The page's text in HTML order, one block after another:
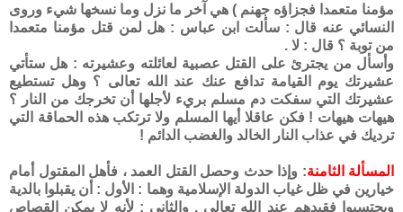
مؤمنا متعمدا فجزاؤه جهنم ) هي آخر ما نزل وما نسخها شيء وروى
النسائي عنه قال : سألت ابن عباس : هل لمن قتل مؤمنا متعمدا
من توبة ؟ قال : لا .
وأسأل من يجترئ على القتل عصبية لعائلته وعشيرته : هل ستأتي
عشيرتك يوم القيامة تدافع عنك عند الله تعالى ؟ وهل تستطيع
عشيرتك التي سفكت دم مسلم بريء لأجلها أن تخرجك من النار ؟
هيهات هيهات ! فكن عاقلا أيها المسلم ولا ترتكب هذه الحماقة التي
ترديك في عذاب النار الخالد والغضب الدائم !
المسألة الثامنة: وإذا حدث وحصل القتل العمد ، فأهل المقتول أمام
خيارين في ظل غياب الدولة الإسلامية وهما : الأول : أن يقبلوا بالدية
ويحتسبوا فقيدهم عند الله تعالى . والثاني : لأنه لا يمكن القصاص